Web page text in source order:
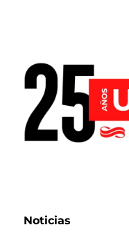
Noticias